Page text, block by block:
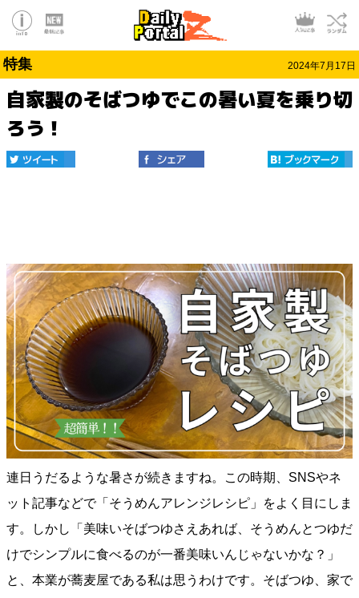
特集 2024年7月17日
自家製のそばつゆでこの暑い夏を乗り切
ろう！
連日うだるような暑さが続きますね。この時期、SNSやネ
ット記事などで「そうめんアレンジレシピ」をよく目にしま
す。しかし「美味いそばつゆさえあれば、そうめんとつゆだ
けでシンプルに食べるのが一番美味いんじゃないかな？」
と、本業が蕎麦屋である私は思うわけです。そばつゆ、家で